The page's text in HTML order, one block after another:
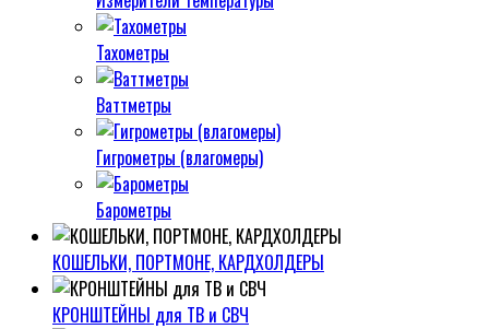
Тахометры
Ваттметры
Гигрометры (влагомеры)
Барометры
КОШЕЛЬКИ, ПОРТМОНЕ, КАРДХОЛДЕРЫ
КРОНШТЕЙНЫ для ТВ и СВЧ